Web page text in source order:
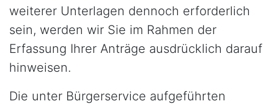
weiterer Unterlagen dennoch erforderlich
sein, werden wir Sie im Rahmen der
Erfassung Ihrer Anträge ausdrücklich darauf
hinweisen.
Die unter Bürgerservice aufgeführten